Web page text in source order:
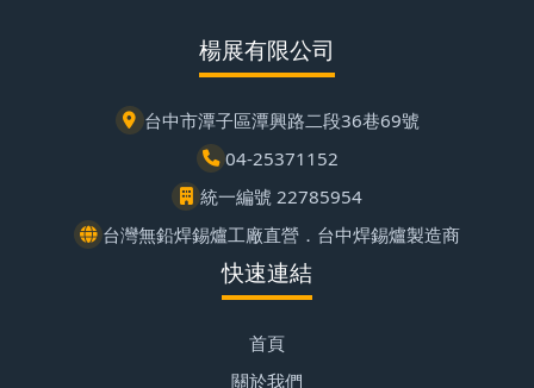
楊展有限公司
台中市潭子區潭興路二段36巷69號
04-25371152
統一編號 22785954
台灣無鉛焊錫爐工廠直營．台中焊錫爐製造商
快速連結
首頁
關於我們